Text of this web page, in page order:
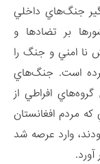
جنگ‌هاي داخلي
بر تضادها و
نا امني و جنگ را
است. جنگ‌هاي
افراطي از
مردم افغانستان
وارد عرصه شد